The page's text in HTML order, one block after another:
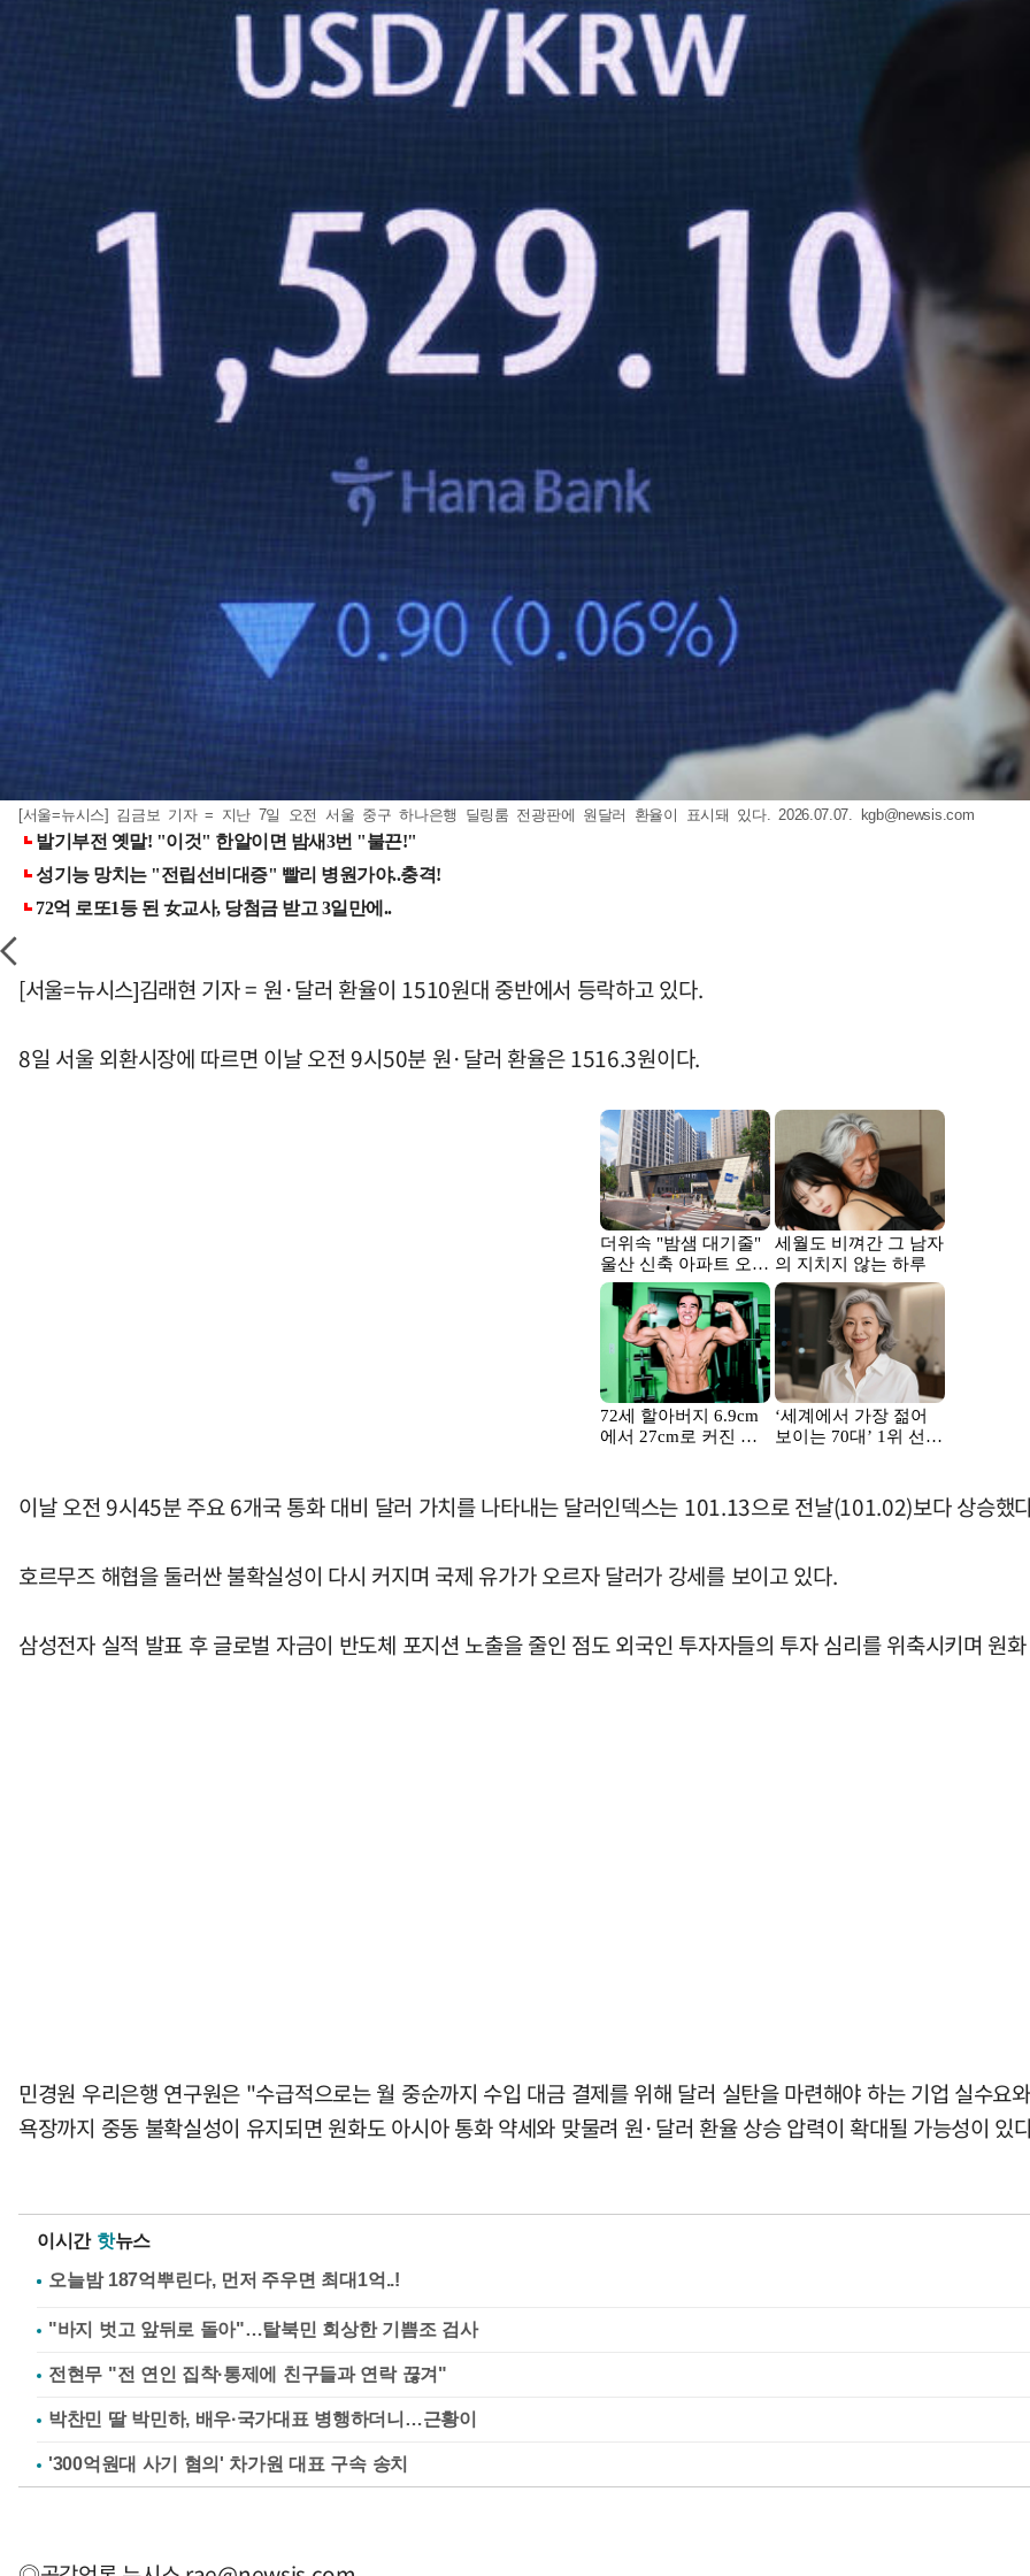
[서울=뉴시스] 김금보 기자 = 지난 7일 오전 서울 중구 하나은행 딜링룸 전광판에 원달러 환율이 표시돼 있다. 2026.07.07. kgb@newsis.com
[서울=뉴시스]김래현 기자 = 원·달러 환율이 1510원대 중반에서 등락하고 있다.
8일 서울 외환시장에 따르면 이날 오전 9시50분 원·달러 환율은 1516.3원이다.
이날 오전 9시45분 주요 6개국 통화 대비 달러 가치를 나타내는 달러인덱스는 101.13으로 전날(101.02)보다 상승했
호르무즈 해협을 둘러싼 불확실성이 다시 커지며 국제 유가가 오르자 달러가 강세를 보이고 있다.
삼성전자 실적 발표 후 글로벌 자금이 반도체 포지션 노출을 줄인 점도 외국인 투자자들의 투자 심리를 위축시키며 원
민경원 우리은행 연구원은 "수급적으로는 월 중순까지 수입 대금 결제를 위해 달러 실탄을 마련해야 하는 기업 실수
욕장까지 중동 불확실성이 유지되면 원화도 아시아 통화 약세와 맞물려 원·달러 환율 상승 압력이 확대될 가능성이 있
이시간 핫뉴스
"바지 벗고 앞뒤로 돌아"…탈북민 회상한 기쁨조 검사
전현무 "전 연인 집착·통제에 친구들과 연락 끊겨"
박찬민 딸 박민하, 배우·국가대표 병행하더니…근황이
'300억원대 사기 혐의' 차가원 대표 구속 송치